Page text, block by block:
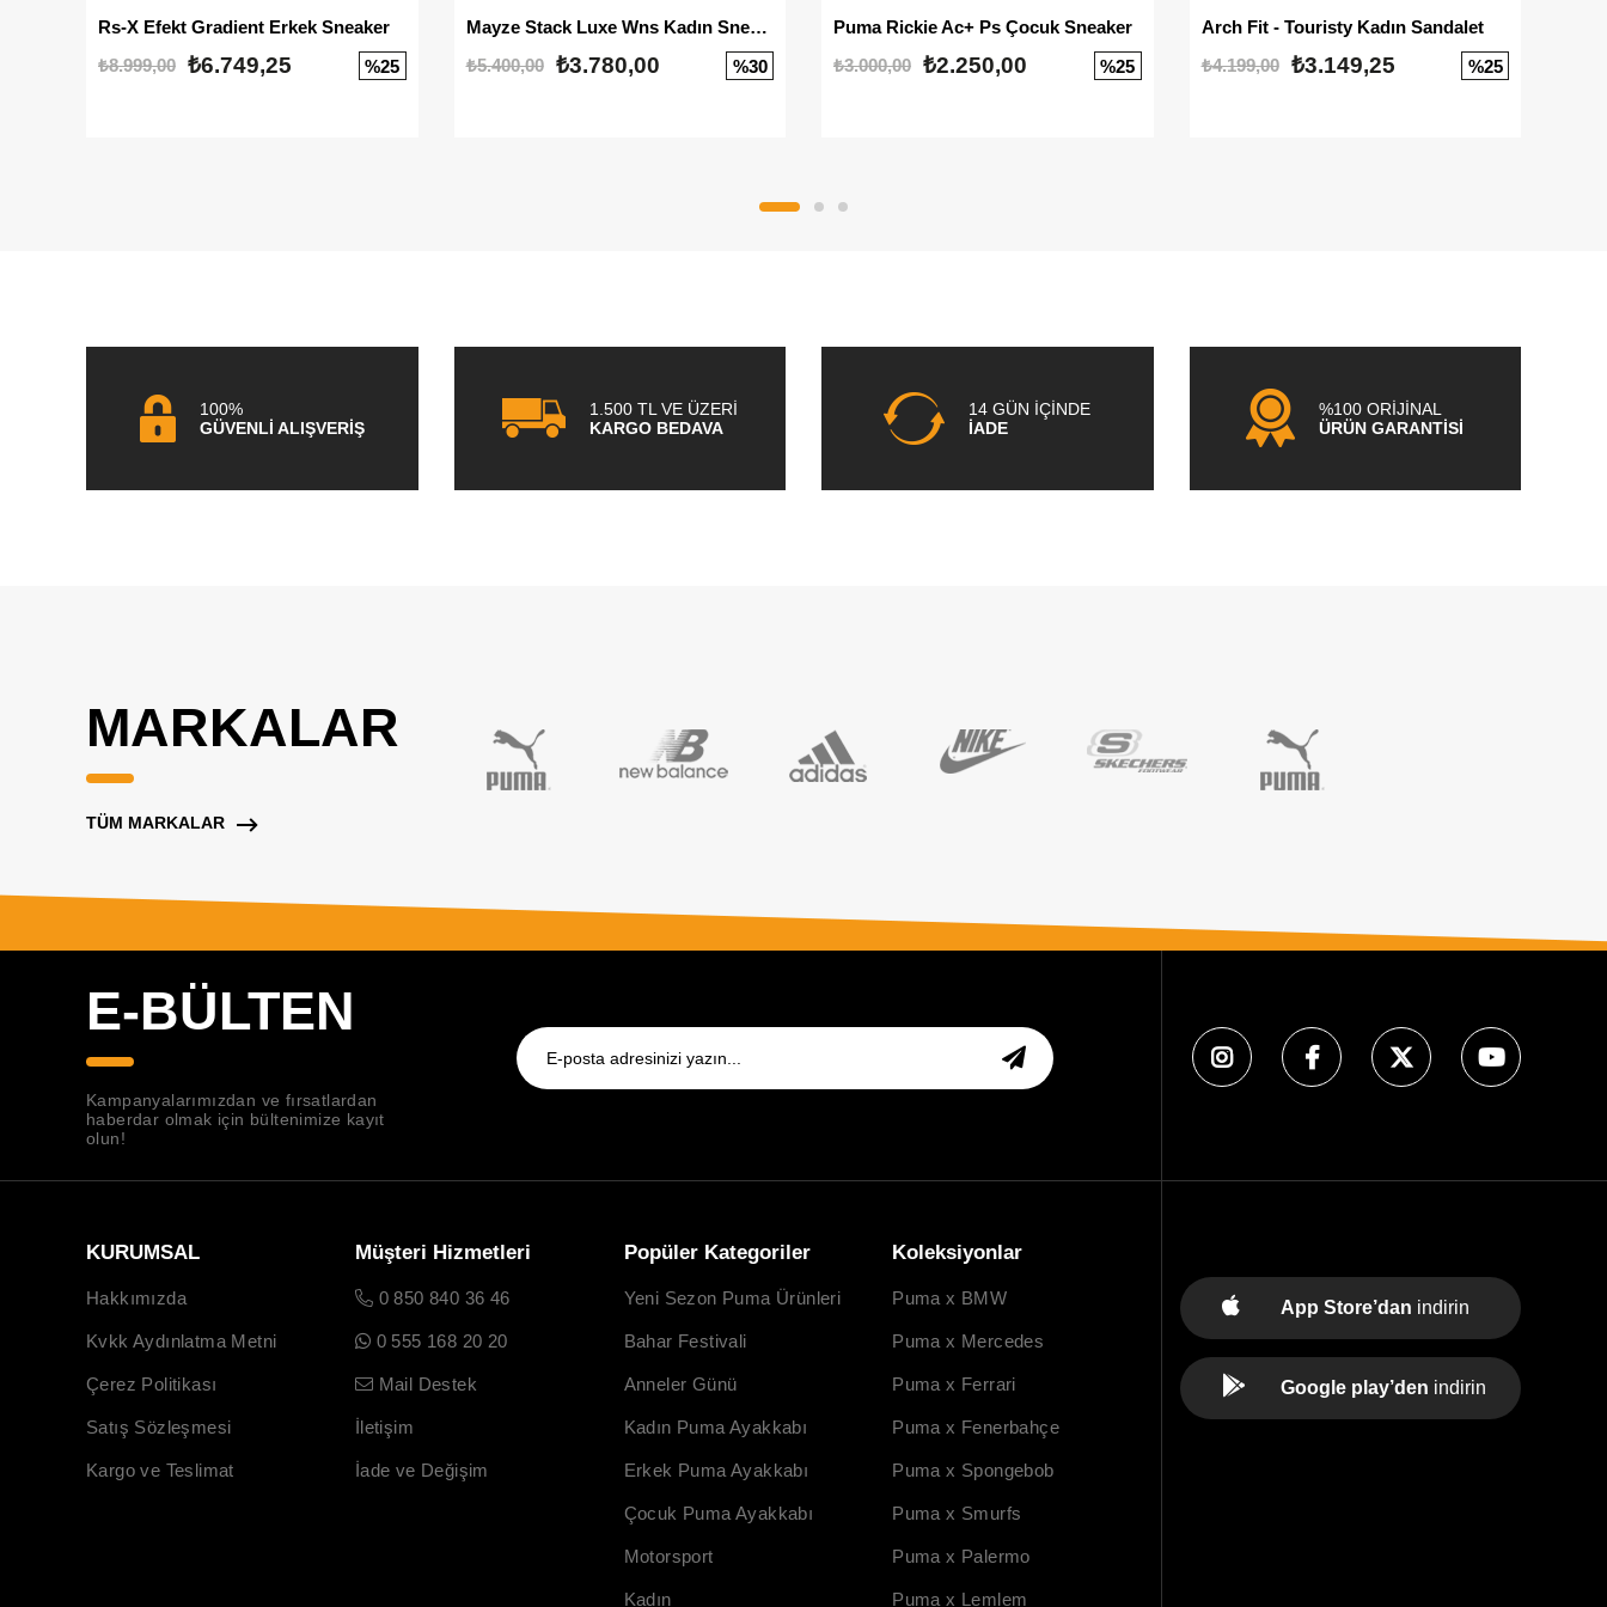
Rs-X Efekt Gradient Erkek Sneaker
₺8.999,00 ₺6.749,25 %25
Mayze Stack Luxe Wns Kadın Sneaker
₺5.400,00
₺3.780,00 %30
Puma Rickie Ac+ Ps Çocuk Sneaker
₺3.000,00 ₺2.250,00 %25
Arch Fit - Touristy Kadın Sandalet
₺4.199,00
₺3.149,25 %25
100%
GÜVENLİ ALIŞVERİŞ
1.500 TL VE ÜZERİ
KARGO BEDAVA
14 GÜN İÇİNDE
İADE
%100 ORİJİNAL
ÜRÜN GARANTİSİ
MARKALAR
TÜM MARKALAR
E-BÜLTEN
Kampanyalarımızdan ve fırsatlardan
haberdar olmak için bültenimize kayıt
olun!
KURUMSAL
Hakkımızda
Kvkk Aydınlatma Metni
Çerez Politikası
Satış Sözleşmesi
Kargo ve Teslimat
Müşteri Hizmetleri
0 850 840 36 46
0 555 168 20 20
Mail Destek
İletişim
İade ve Değişim
Popüler Kategoriler
Yeni Sezon Puma Ürünleri
Bahar Festivali
Anneler Günü
Kadın Puma Ayakkabı
Erkek Puma Ayakkabı
Çocuk Puma Ayakkabı
Motorsport
Kadın
Koleksiyonlar
Puma x BMW
Puma x Mercedes
Puma x Ferrari
Puma x Fenerbahçe
Puma x Spongebob
Puma x Smurfs
Puma x Palermo
Puma x Lemlem
App Store’dan indirin
Google play’den indirin